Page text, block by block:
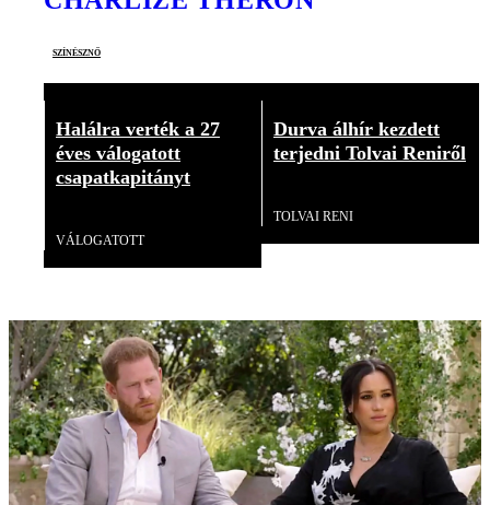
színésznő
Halálra verték a 27
éves válogatott
csapatkapitányt
VÁLOGATOTT
Durva álhír kezdett
terjedni Tolvai Reniről
TOLVAI RENI